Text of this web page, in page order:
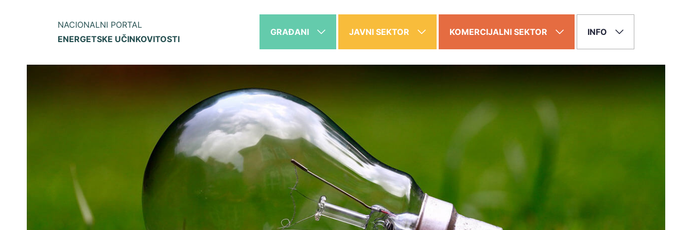
NACIONALNI PORTAL
ENERGETSKE UČINKOVITOSTI
GRAĐANI JAVNI SEKTOR KOMERCIJALNI SEKTOR INFO